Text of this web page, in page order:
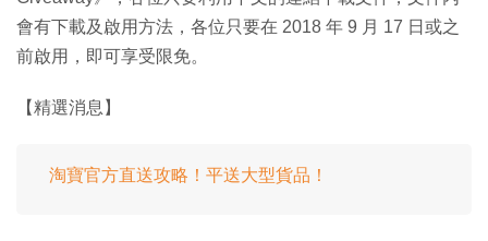
會有下載及啟用方法，各位只要在 2018 年 9 月 17 日或之
前啟用，即可享受限免。
【精選消息】
淘寶官方直送攻略！平送大型貨品！